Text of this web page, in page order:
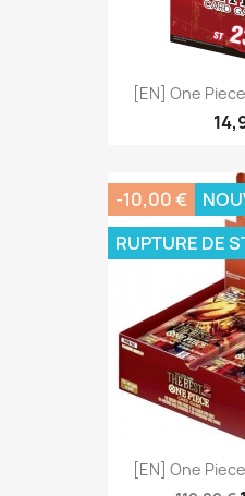
[EN] One
[EN] One
-10,00 €
RUPTURE DE